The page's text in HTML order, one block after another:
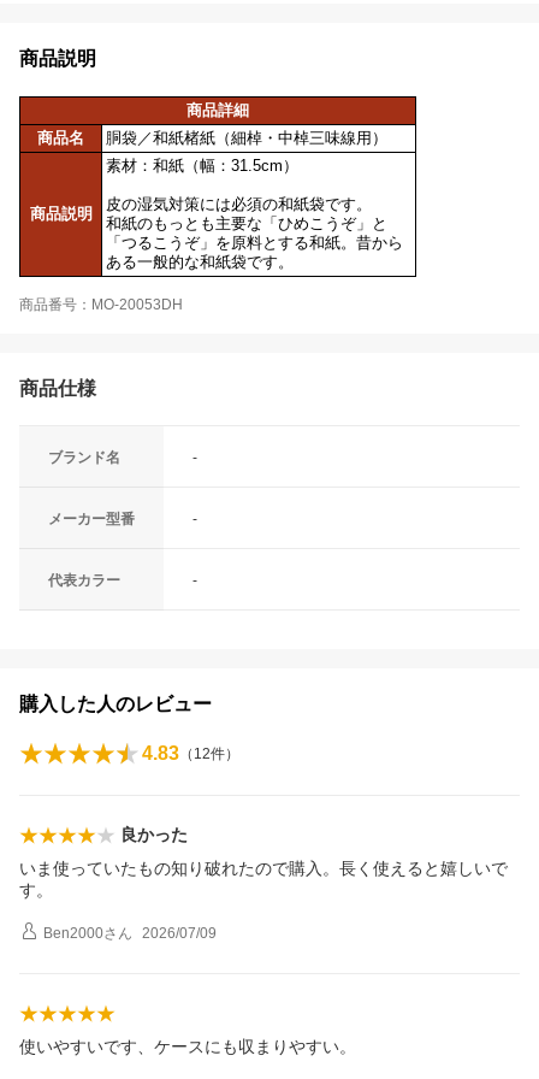
商品説明
商品詳細
商品名
胴袋／和紙楮紙（細棹・中棹三味線用）
商品説明
素材：和紙（幅：31.5cm）
皮の湿気対策には必須の和紙袋です。
和紙のもっとも主要な「ひめこうぞ」と
「つるこうぞ」を原料とする和紙。昔から
ある一般的な和紙袋です。
商品番号：MO-20053DH
商品仕様
ブランド名 -
メーカー型番 -
代表カラー -
購入した人のレビュー
4.83 （ 12件）
良かった
いま使っていたもの知り破れたので購入。長く使えると嬉しいで
す。
Ben2000さん 2026/07/09
使いやすいです、ケースにも収まりやすい。